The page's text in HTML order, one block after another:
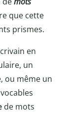
que cette
prismes.
en
un
ou même un
de mots